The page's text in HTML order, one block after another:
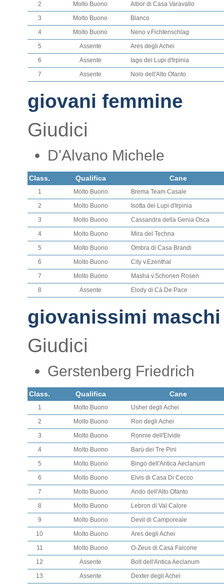
2
Molto Buono
Albor di Casa Varavallo
3
Molto Buono
Blanco
4
Molto Buono
Neno v.Fichtenschlag
5
Assente
Ares degli Achei
6
Assente
Iago dei Lupi d'Irpinia
7
Assente Nolo dell'Alto Ofanto
giovani femmine
Giudici
D'Alvano Michele
Class. Qualifica Cane
1 Molto Buono
Brema Team Casale
2
Molto Buono
Isotta dei Lupi d'Irpinia
3
Molto Buono
Cassandra della Genia Osca
4
Molto Buono
Mira del Techna
5
Molto Buono
Ombra di Casa Brandi
6
Molto Buono
City v.Ezenthal
7
Molto Buono
Masha v.Schonen Rosen
8
Assente Elody di Cà De Pace
giovanissimi maschi
Giudici
Gerstenberg Friedrich
Class. Qualifica Cane
1 Molto Buono
Usher degli Achei
2
Molto Buono
Ron degli Achei
3
Molto Buono
Ronnie dell'Elvide
4
Molto Buono
Barù dei Tre Pini
5
Molto Buono
Bingo dell'Antica Aeclanum
6
Molto Buono
Elvis di Casa Di Cecco
7
Molto Buono
Ando dell'Alto Ofanto
8
Molto Buono
Lebron di Val Calore
9
Molto Buono
Devil di Camporeale
10
Molto Buono
Ares degli Achei
11
Molto Buono
O-Zeus di Casa Falcone
12
Assente
Bolt dell'Antica Aeclanum
13
Assente Dexter degli Achei